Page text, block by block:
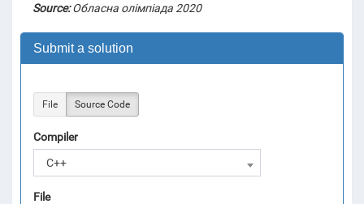
Source:Обласна олімпіада 2020
Submit a solution
File Source Code
Compiler
C++
File